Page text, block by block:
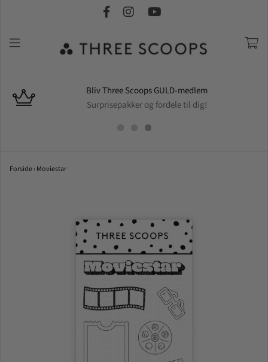
Bliv Three Scoops GULD-medlem
Surprisepakker og fordele til dig!
Forside›Moviestar